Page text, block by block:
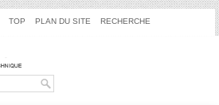
TOP PLAN DU SITE RECHERCHE